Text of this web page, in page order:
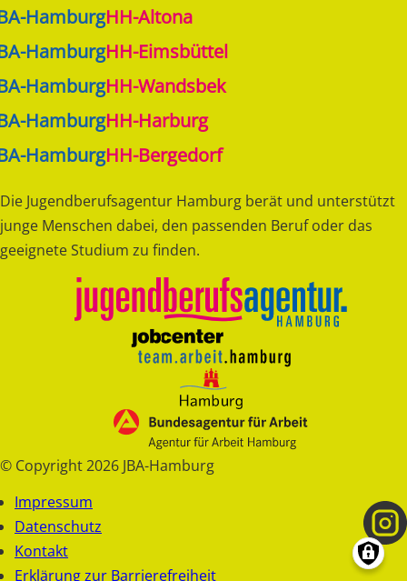
HamburgHH-Altona
HamburgHH-Eimsbüttel
HamburgHH-Wandsbek
HamburgHH-Harburg
HamburgHH-Bergedorf
Die Jugendberufsagentur Hamburg berät und unterstützt
junge Menschen dabei, den passenden Beruf oder das
geeignete Studium zu finden.
© Copyright 2026 JBA-Hamburg
Fußzeile
Impressum
Datenschutz
Kontakt
Erklärung zur Barrierefreiheit